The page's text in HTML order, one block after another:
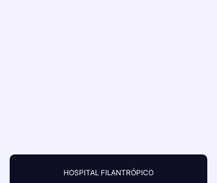
HOSPITAL FILANTRÓPICO